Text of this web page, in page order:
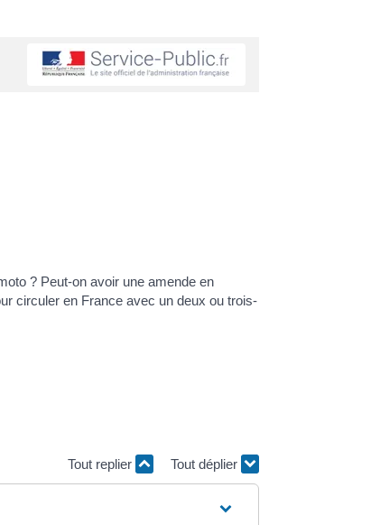
? Peut-on avoir une amende en
circuler en France avec un deux ou trois-
Tout replier Tout déplier